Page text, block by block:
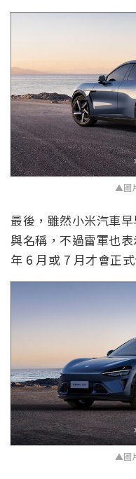
▲圖
最後，雖然小米汽車
與名稱，不過雷軍也
年 6 月或 7 月才會正式
▲圖